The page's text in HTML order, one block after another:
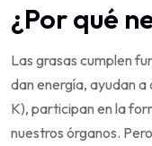
¿Por qué
Las grasas cumplen
dan energía, ayudan
K), participan en la
nuestros órganos.